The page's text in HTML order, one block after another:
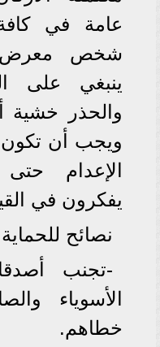
عامة في
شخص معرض
ينبغي على
والحذر خشية
ويجب أن
الإعدام
يفكرون في
نصائح
-تجنب
الأسوياء
خطاهم.